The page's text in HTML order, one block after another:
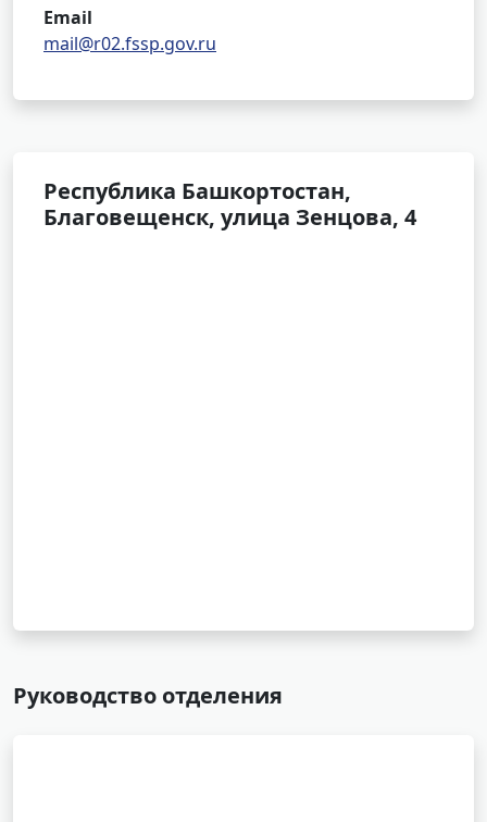
Email
mail@r02.fssp.gov.ru
Республика Башкортостан,
Благовещенск, улица Зенцова, 4
Руководство отделения